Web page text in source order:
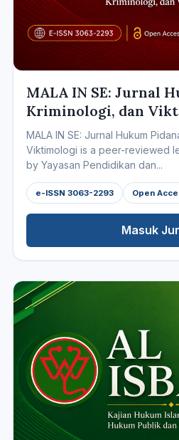
MALA IN SE: Jurnal
Kriminologi, dan
MALA IN SE: Jurnal Hukum
Viktimologi is a peer-reviewed legal journal published
by Yayasan Pendidikan dan...
e-ISSN 3063-2293 Open
Masuk